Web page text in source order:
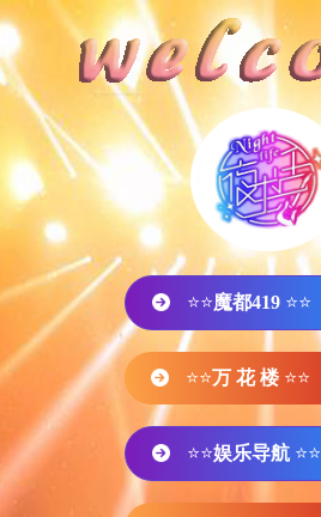
⭐⭐魔都419 ⭐⭐
⭐⭐万 花 楼 ⭐⭐
⭐⭐娱乐导航 ⭐⭐